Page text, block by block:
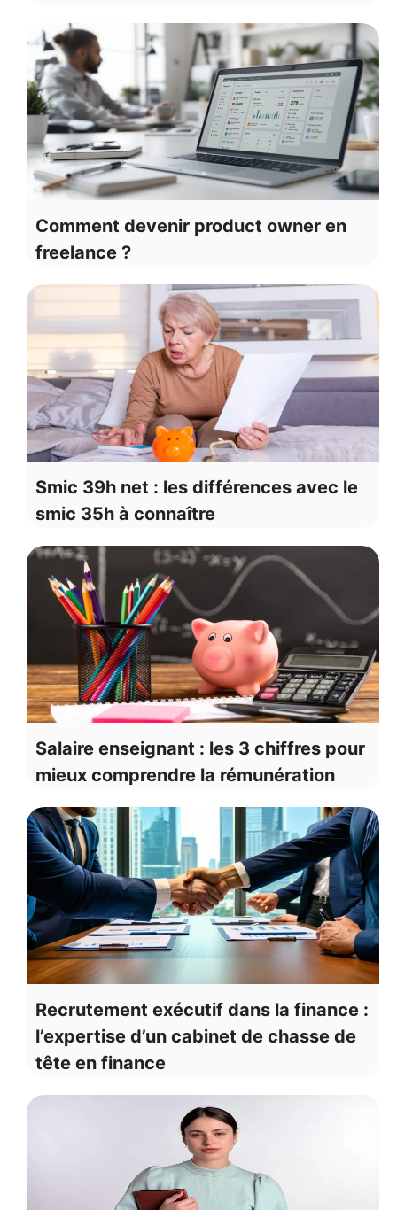
Comment devenir product owner en
freelance ?
Smic 39h net : les différences avec le
smic 35h à connaître
Salaire enseignant : les 3 chiffres pour
mieux comprendre la rémunération
Recrutement exécutif dans la finance :
l’expertise d’un cabinet de chasse de
tête en finance